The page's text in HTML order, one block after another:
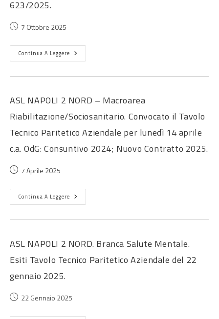
623/2025.
7 Ottobre 2025
Continua A Leggere
ASL NAPOLI 2 NORD – Macroarea
Riabilitazione/Sociosanitario. Convocato il Tavolo
Tecnico Paritetico Aziendale per lunedì 14 aprile
c.a. OdG: Consuntivo 2024; Nuovo Contratto 2025.
7 Aprile 2025
Continua A Leggere
ASL NAPOLI 2 NORD. Branca Salute Mentale.
Esiti Tavolo Tecnico Paritetico Aziendale del 22
gennaio 2025.
22 Gennaio 2025